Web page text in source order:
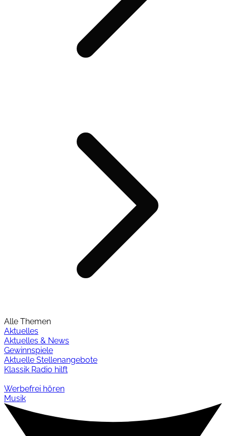
Alle Themen
Aktuelles
Aktuelles & News
Gewinnspiele
Aktuelle Stellenangebote
Klassik Radio hilft
Werbefrei hören
Musik